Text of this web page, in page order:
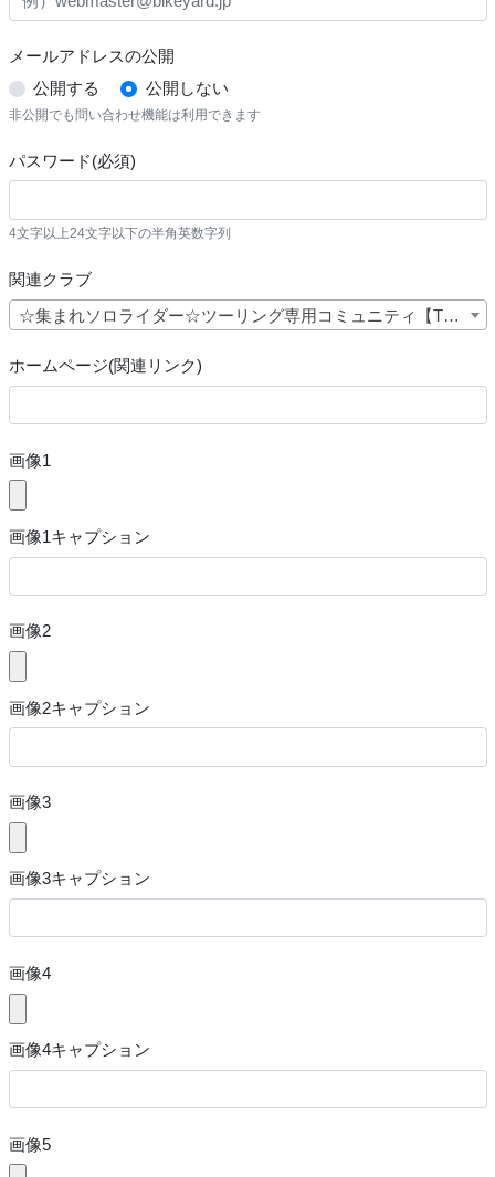
メールアドレスの公開
公開する
公開しない
非公開でも問い合わせ機能は利用できます
パスワード(必須)
4文字以上24文字以下の半角英数字列
関連クラブ
☆集まれソロライダー☆ツーリング専用コミュニティ【TMJ】 (No.12180)
ホームページ(関連リンク)
画像1
画像1キャプション
画像2
画像2キャプション
画像3
画像3キャプション
画像4
画像4キャプション
画像5